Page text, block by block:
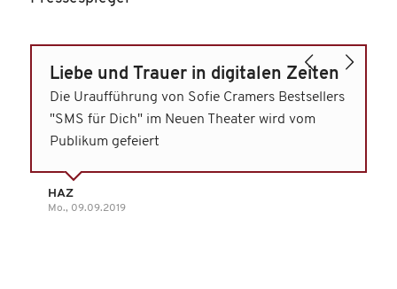
Liebe und Trauer in digitalen Zeiten
Die Uraufführung von Sofie Cramers Bestsellers
"SMS für Dich" im Neuen Theater wird vom
Publikum gefeiert
HAZ
Mo., 09.09.2019
ZurückWeiter